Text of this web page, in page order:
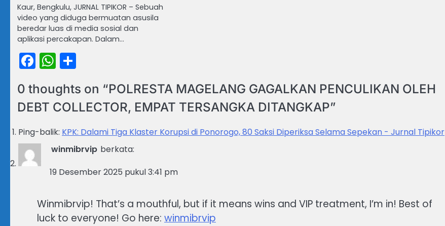
Kaur, Bengkulu, JURNAL TIPIKOR – Sebuah
video yang diduga bermuatan asusila
beredar luas di media sosial dan
aplikasi percakapan. Dalam…
Facebook
WhatsApp
0 thoughts on “POLRESTA MAGELANG GAGALKAN PENCULIKAN OLEH
DEBT COLLECTOR, EMPAT TERSANGKA DITANGKAP”
Ping-balik: KPK: Dalami Tiga Klaster Korupsi di Ponorogo, 80 Saksi Diperiksa Selama Sepekan - Jurnal Tipikor
winmibrvip berkata:
19 Desember 2025 pukul 3:41 pm
Winmibrvip! That’s a mouthful, but if it means wins and VIP treatment, I’m in! Best of
luck to everyone! Go here: winmibrvip